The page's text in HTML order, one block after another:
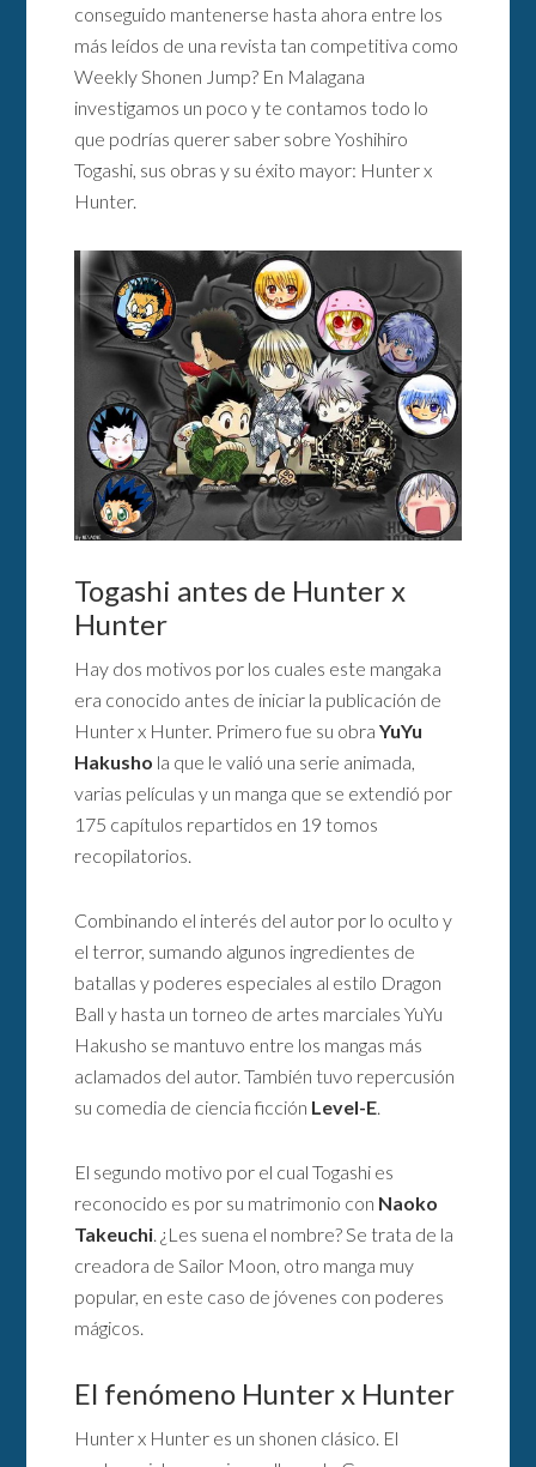
conseguido mantenerse hasta ahora entre los
más leídos de una revista tan competitiva como
Weekly Shonen Jump? En Malagana
investigamos un poco y te contamos todo lo
que podrías querer saber sobre Yoshihiro
Togashi, sus obras y su éxito mayor: Hunter x
Hunter.
Togashi antes de Hunter x
Hunter
Hay dos motivos por los cuales este mangaka
era conocido antes de iniciar la publicación de
Hunter x Hunter. Primero fue su obraYuYu
Hakusho la que le valió una serie animada,
varias películas y un manga que se extendió por
175 capítulos repartidos en 19 tomos
recopilatorios.
Combinando el interés del autor por lo oculto y
el terror, sumando algunos ingredientes de
batallas y poderes especiales al estilo Dragon
Ball y hasta un torneo de artes marciales YuYu
Hakusho se mantuvo entre los mangas más
aclamados del autor. También tuvo repercusión
su comedia de ciencia ficción Level-E.
El segundo motivo por el cual Togashi es
reconocido es por su matrimonio con Naoko
Takeuchi. ¿Les suena el nombre? Se trata de la
creadora de Sailor Moon, otro manga muy
popular, en este caso de jóvenes con poderes
mágicos.
El fenómeno Hunter x Hunter
Hunter x Hunter es un shonen clásico. El